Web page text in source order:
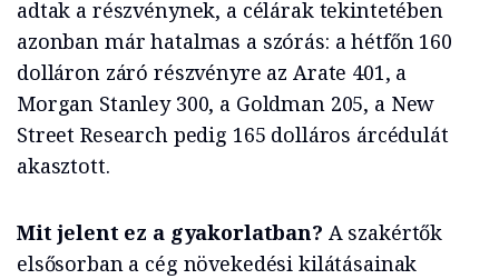
adtak a részvénynek, a célárak tekintetében
azonban már hatalmas a szórás: a hétfőn 160
dolláron záró részvényre az Arate 401, a
Morgan Stanley 300, a Goldman 205, a New
Street Research pedig 165 dolláros árcédulát
akasztott.
Mit jelent ez a gyakorlatban? A szakértők
elsősorban a cég növekedési kilátásainak